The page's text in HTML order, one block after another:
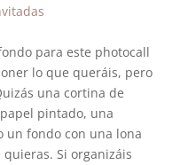
para este photocall
lo que queráis, pero
una cortina de
pintado, una
un fondo con una lona
Si organizáis